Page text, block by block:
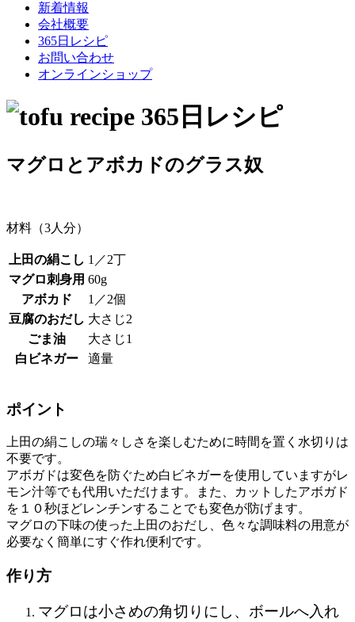
新着情報
会社概要
365日レシピ
お問い合わせ
オンラインショップ
マグロとアボカドのグラス奴
材料（3人分）
上田の絹こし 1／2丁
マグロ刺身用 60g
アボカド
1／2個
豆腐のおだし 大さじ2
ごま油
大さじ1
白ビネガー
適量
ポイント
上田の絹こしの瑞々しさを楽しむために時間を置く水切りは
不要です。
アボガドは変色を防ぐため白ビネガーを使用していますがレ
モン汁等でも代用いただけます。また、カットしたアボガド
を１０秒ほどレンチンすることでも変色が防げます。
マグロの下味の使った上田のおだし、色々な調味料の用意が
必要なく簡単にすぐ作れ便利です。
作り方
マグロは小さめの角切りにし、ボールへ入れ